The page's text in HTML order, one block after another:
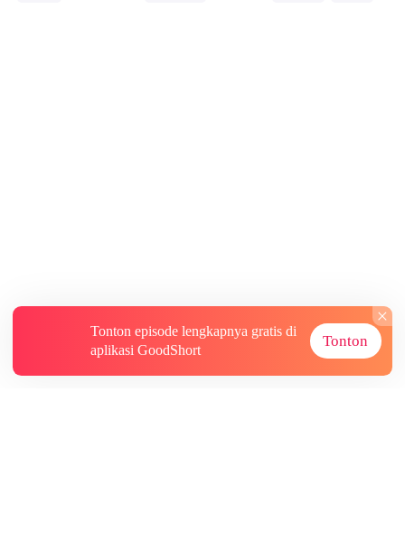
Tonton episode lengkapnya gratis di
aplikasi GoodShort
Tonton